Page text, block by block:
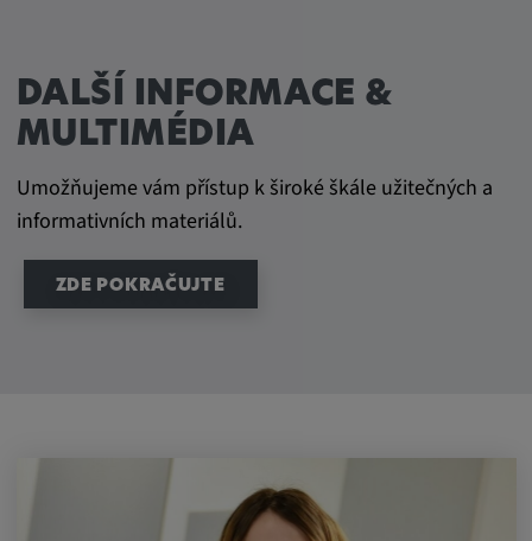
DALŠÍ INFORMACE &
MULTIMÉDIA
Umožňujeme vám přístup k široké škále užitečných a
informativních materiálů.
ZDE POKRAČUJTE